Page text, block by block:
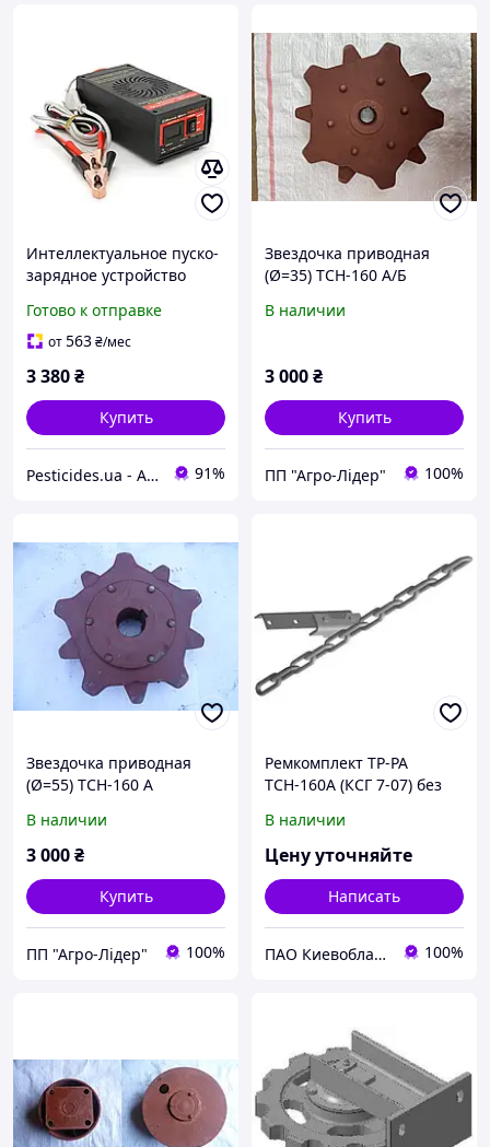
Интеллектуальное пуско-
зарядное устройство
400А/ч), типы MF, WET,
AGM, GEL, CA/CA, 160-
Готово к отправке
от563₴/мес
3 380₴
Купить
Pesticides.ua - Аграрная продукция и не только !!! 91%
Звездочка приводная
(Ø=35) ТСН-160 А/Б
В наличии
3 000₴
Купить
ПП "Агро-Лідер" 100%
Звездочка приводная
(Ø=55) ТСН-160 А
В наличии
3 000₴
Купить
ПП "Агро-Лідер" 100%
Ремкомплект ТР-РА
ТСН-160А (КСГ 7-07) без
доильного оборудования
В наличии
Цену уточняйте
Написать
ПАО Киевоблагрооборудование 100%